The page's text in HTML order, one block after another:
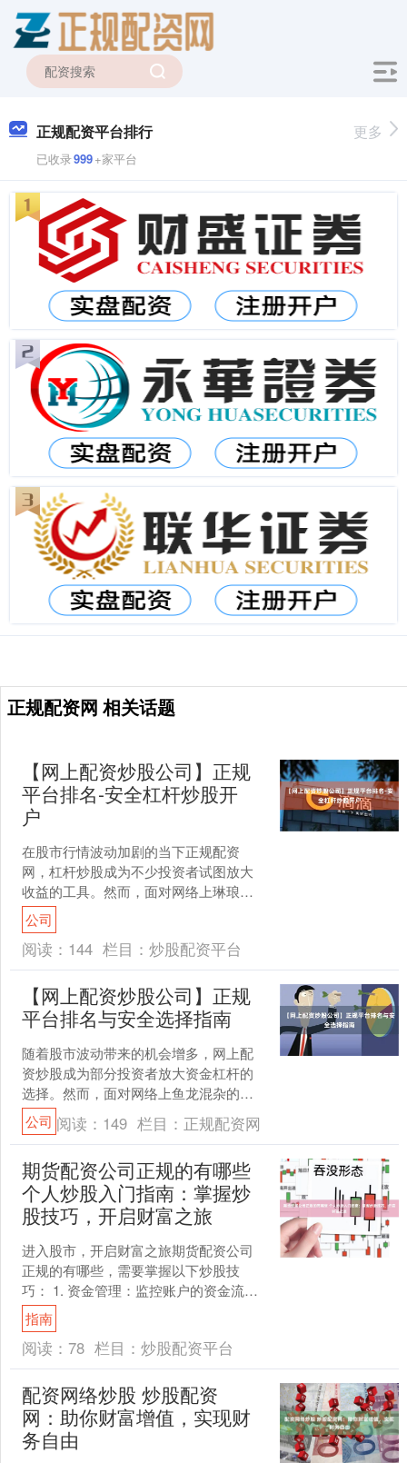
正规配资平台排行
已收录999+家平台
更多
正规配资网 相关话题
【网上配资炒股公司】正规
平台排名-安全杠杆炒股开
户
在股市行情波动加剧的当下正规配资
网，杠杆炒股成为不少投资者试图放大
收益的工具。然而，面对网络上琳琅满
目的配资平台广告，如何辨别真伪、选
择安全可靠的正规平台，成为....
公司
阅读： 144 栏目： 炒股配资平台
【网上配资炒股公司】正规
平台排名与安全选择指南
随着股市波动带来的机会增多，网上配
资炒股成为部分投资者放大资金杠杆的
选择。然而，面对网络上鱼龙混杂的配
资平台正规配资炒股，如何辨别正规性
并确保资金安全，是每位投....
公司 阅读： 149 栏目： 正规配资网
期货配资公司正规的有哪些
个人炒股入门指南：掌握炒
股技巧，开启财富之旅
进入股市，开启财富之旅期货配资公司
正规的有哪些，需要掌握以下炒股技
巧： 1. 资金管理：监控账户的资金流动
情况，合理安排资金的使用，确保账户
有足够的资金进行交易....
指南
阅读： 78 栏目： 炒股配资平台
配资网络炒股 炒股配资
网：助你财富增值，实现财
务自由